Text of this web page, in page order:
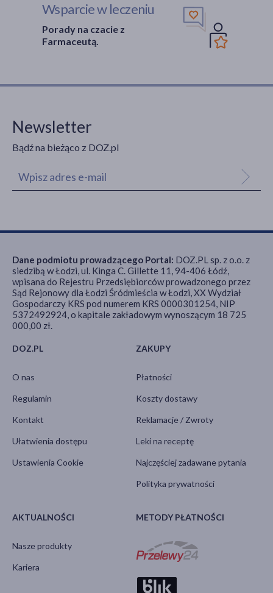
Wsparcie w leczeniu
Porady na czacie z
Farmaceutą.
Newsletter
Bądź na bieżąco z DOZ.pl
DOZ.PL
O nas
Regulamin
Kontakt
Ułatwienia dostępu
Ustawienia Cookie
ZAKUPY
Płatności
Koszty dostawy
Reklamacje / Zwroty
Leki na receptę
Najczęściej zadawane pytania
Polityka prywatności
AKTUALNOŚCI
Nasze produkty
Kariera
METODY PŁATNOŚCI
Dane podmiotu prowadzącego Portal: DOZ.PL sp. z o.o. z
siedzibą w Łodzi, ul. Kinga C. Gillette 11, 94-406 Łódź,
wpisana do Rejestru Przedsiębiorców prowadzonego przez
Sąd Rejonowy dla Łodzi Śródmieścia w Łodzi, XX Wydział
Gospodarczy KRS pod numerem KRS 0000301254, NIP
5372492924, o kapitale zakładowym wynoszącym 18 725
000,00 zł.